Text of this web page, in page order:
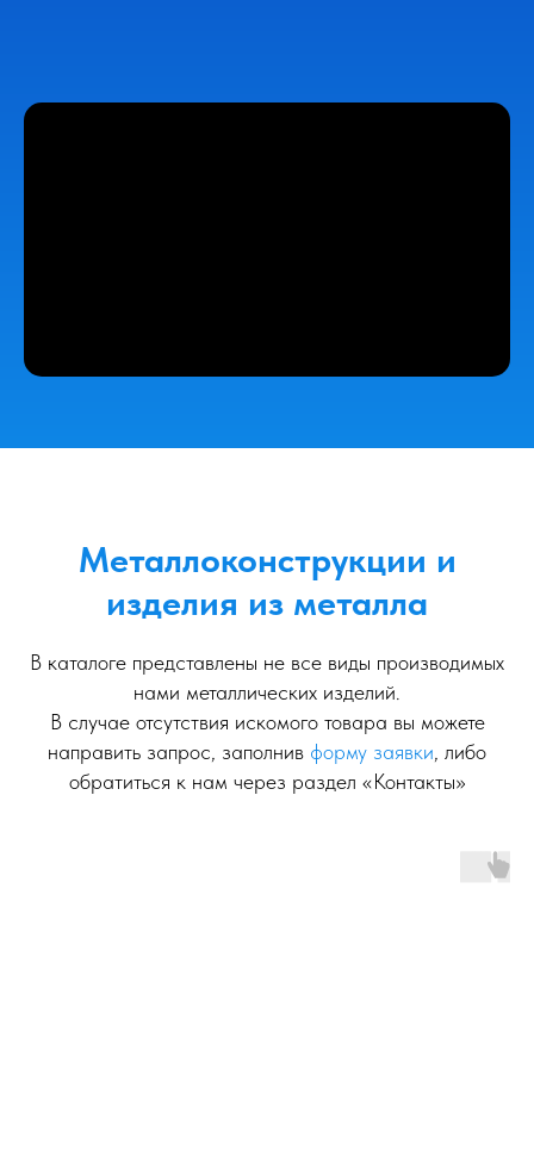
Металлоконструкции и
изделия из металла
В каталоге представлены не все виды производимых
нами металлических изделий.
В случае отсутствия искомого товара вы можете
направить запрос, заполнив форму заявки, либо
обратиться к нам через раздел «Контакты»